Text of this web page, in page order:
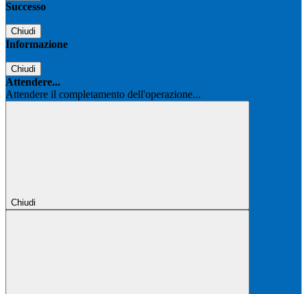
Successo
Chiudi
Informazione
Chiudi
Attendere...
Attendere il completamento dell'operazione...
Chiudi